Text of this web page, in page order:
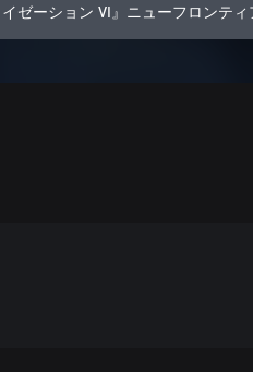
イゼーション VI』ニューフロンテ